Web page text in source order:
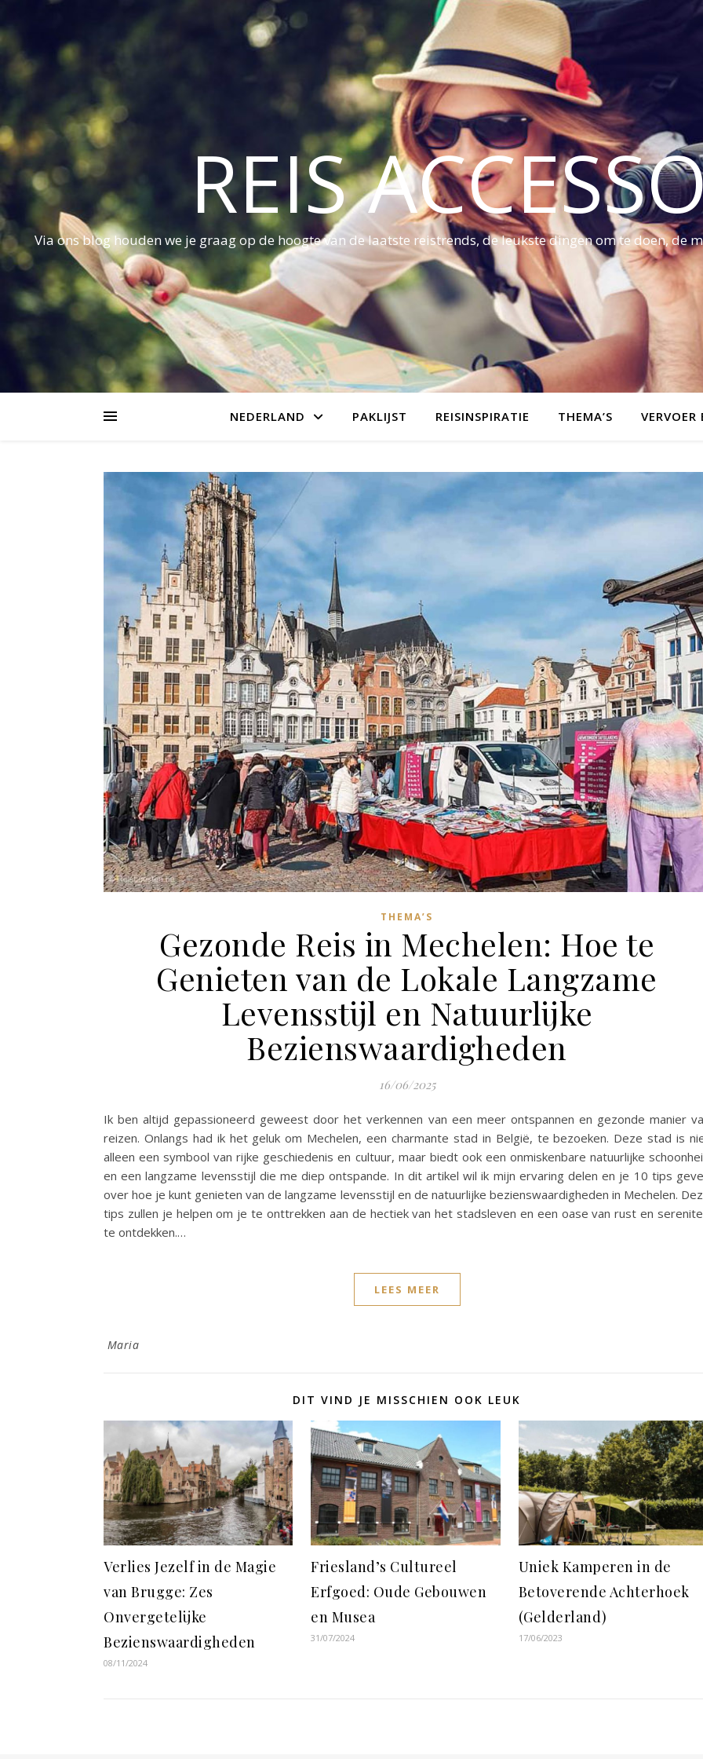
REIS
Via ons blog houden we je graag op de hoogte van de laatste reistrends, de leukste dingen om te doen, de
NEDERLAND PAKLIJST REISINSPIRATIE THEMA’S
THEMA’S
Gezonde Reis in Mechelen: Hoe te
Genieten van de Lokale Langzame
Levensstijl en Natuurlijke
Bezienswaardigheden
16/06/2025
Ik ben altijd gepassioneerd geweest door het verkennen van een meer ontspannen en gezonde manier
reizen. Onlangs had ik het geluk om Mechelen, een charmante stad in België, te bezoeken. Deze stad is
alleen een symbool van rijke geschiedenis en cultuur, maar biedt ook een onmiskenbare natuurlijke
en een langzame levensstijl die me diep ontspande. In dit artikel wil ik mijn ervaring delen en je 10 tips
over hoe je kunt genieten van de langzame levensstijl en de natuurlijke bezienswaardigheden in Mechelen.
tips zullen je helpen om je te onttrekken aan de hectiek van het stadsleven en een oase van rust en
te ontdekken.…
LEES MEER
Maria
DIT VIND JE MISSCHIEN OOK LEUK
Verlies Jezelf in de Magie
van Brugge: Zes
Onvergetelijke
Bezienswaardigheden
08/11/2024
Friesland’s Cultureel
Erfgoed: Oude Gebouwen
en Musea
31/07/2024
Uniek Kamperen in de
Betoverende Achterhoek
(Gelderland)
17/06/2023